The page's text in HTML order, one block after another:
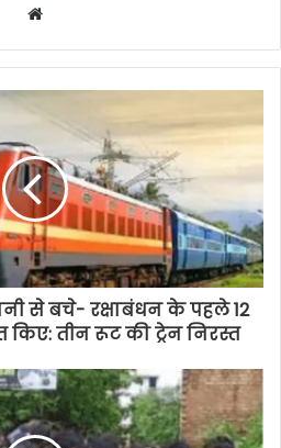
Website
से बचे- रक्षाबंधन के पहले 12
किए: तीन रूट की ट्रेन निरस्त